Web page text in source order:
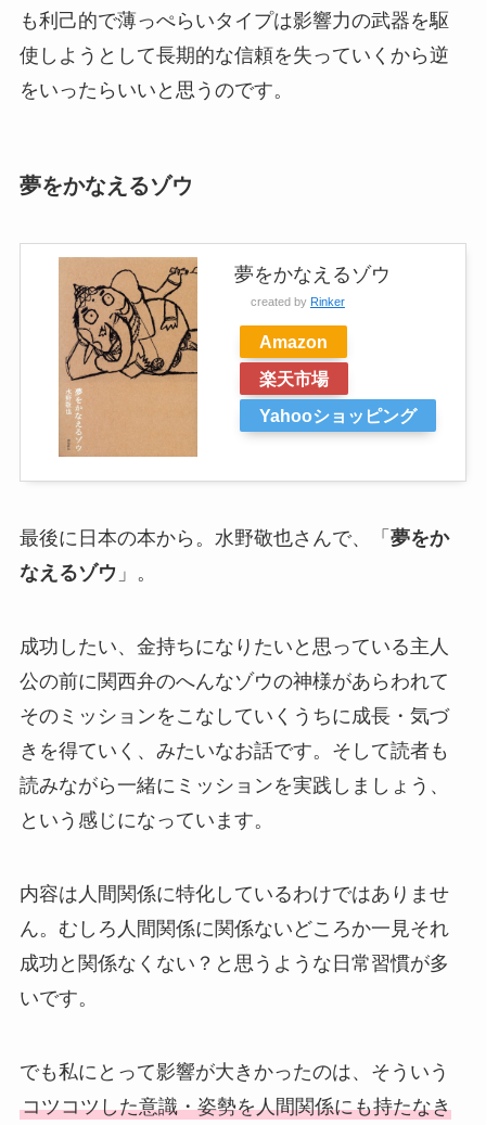
も利己的で薄っぺらいタイプは影響力の武器を駆
使しようとして長期的な信頼を失っていくから逆
をいったらいいと思うのです。
夢をかなえるゾウ
夢をかなえるゾウ
created by Rinker
Amazon
楽天市場
Yahooショッピング
最後に日本の本から。水野敬也さんで、「 夢をか
なえるゾウ 」。
成功したい、金持ちになりたいと思っている主人
公の前に関西弁のへんなゾウの神様があらわれて
そのミッションをこなしていくうちに成長・気づ
きを得ていく、みたいなお話です。そして読者も
読みながら一緒にミッションを実践しましょう、
という感じになっています。
内容は人間関係に特化しているわけではありませ
ん。むしろ人間関係に関係ないどころか一見それ
成功と関係なくない？と思うような日常習慣が多
いです。
でも私にとって影響が大きかったのは、そういう
コツコツした意識・姿勢を人間関係にも持たなき